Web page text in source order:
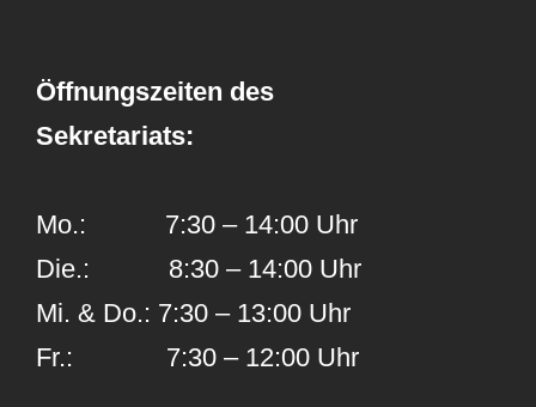
Öffnungszeiten des
Sekretariats:
Mo.: 7:30 – 14:00 Uhr
Die.: 8:30 – 14:00 Uhr
Mi. & Do.: 7:30 – 13:00 Uhr
Fr.: 7:30 – 12:00 Uhr